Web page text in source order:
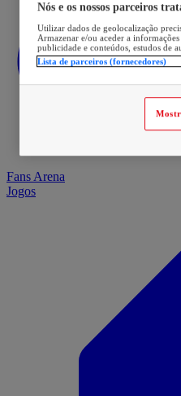
Fans Arena
Jogos
Nós e os nossos parceiros
Utilizar dados de geolocalização
Armazenar e/ou aceder a
publicidade e conteúdos, estudos de
Lista de parceiros (fornecedores)